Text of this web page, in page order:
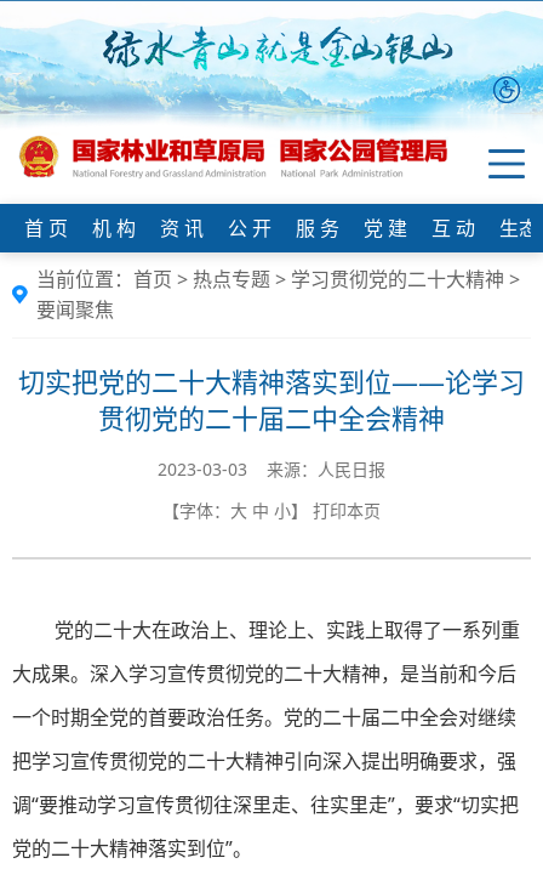
首 页 机 构 资 讯 公 开 服 务 党 建 互 动
生
当前位置： 首页 > 热点专题> 学习贯彻党的二十大精神 >
要闻聚焦
切实把党的二十大精神落实到位——论学习
贯彻党的二十届二中全会精神
2023-03-03 来源：人民日报
【字体： 大 中 小】 打印本页
党的二十大在政治上、理论上、实践上取得了一系列重
大成果。深入学习宣传贯彻党的二十大精神，是当前和今后
一个时期全党的首要政治任务。党的二十届二中全会对继续
把学习宣传贯彻党的二十大精神引向深入提出明确要求，强
调“要推动学习宣传贯彻往深里走、往实里走”，要求“切实把
党的二十大精神落实到位”。